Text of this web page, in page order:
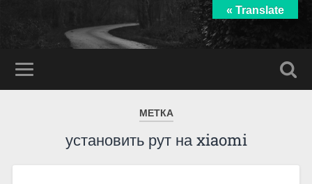
МЕТКА
установить рут на xiaomi
« Translate